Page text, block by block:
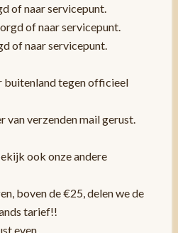
of naar servicepunt.
of naar servicepunt.
of naar servicepunt.
buitenland tegen officieel
van verzenden mail gerust.
ook onze andere
boven de €25, delen we de
tarief!!
even.